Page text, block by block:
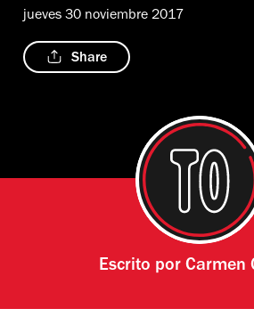
jueves 30 noviembre 2017
Share
Escrito por Carmen